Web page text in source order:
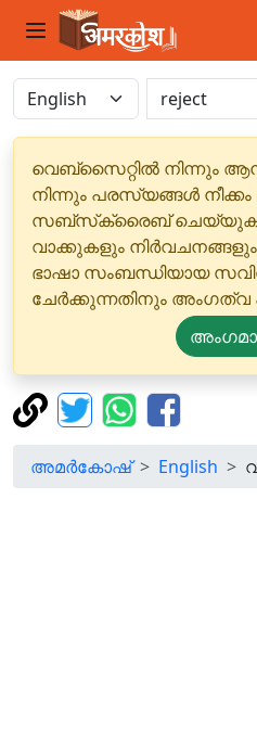
വെബ്‌സൈറ്റിൽ നിന്നും
നിന്നും പരസ്യങ്ങൾ
സബ്‌സ്‌ക്രൈബ് ചെയ്യുക.
വാക്കുകളും നിർവചനങ്ങളും
ഭാഷാ സംബന്ധിയായ
ചേർക്കുന്നതിനും
അമർകോഷ് English